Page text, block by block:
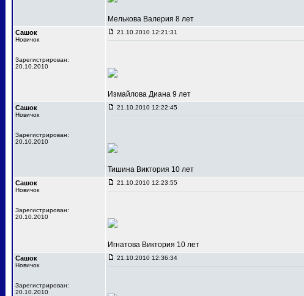
Мелькова Валерия 8 лет
Сашок
Новичок
Зарегистрирован:
20.10.2010
21.10.2010 12:21:31
Измайлова Диана 9 лет
Сашок
Новичок
Зарегистрирован:
20.10.2010
21.10.2010 12:22:45
Тишина Виктория 10 лет
Сашок
Новичок
Зарегистрирован:
20.10.2010
21.10.2010 12:23:55
Игнатова Виктория 10 лет
Сашок
Новичок
Зарегистрирован:
20.10.2010
21.10.2010 12:36:34